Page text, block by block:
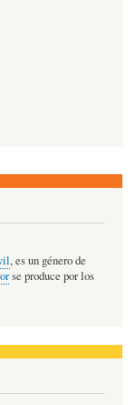
, es un género de
se produce por los